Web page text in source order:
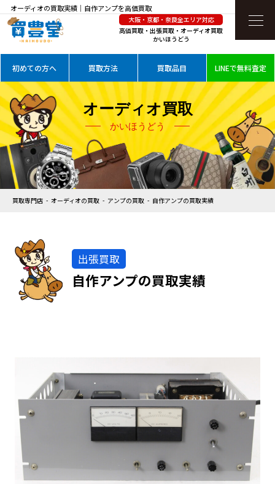
オーディオの買取実績｜自作アンプを高価買取
大阪・京都・奈良全エリア対応
高価買取・出張買取・オーディオ買取
かいほうどう
初めての方へ 買取方法 買取品目 LINEで無料査定
オーディオ買取
かいほうどう
買取専門店 オーディオの買取 アンプの買取 自作アンプの買取実績
出張買取
自作アンプの買取実績